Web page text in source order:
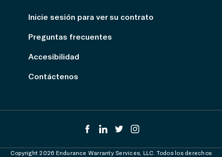
Inicie sesión para ver su contrato
Preguntas frecuentes
Accesibilidad
Contáctenos
Copyright 2026 Endurance Warranty Services, LLC. Todos los derechos